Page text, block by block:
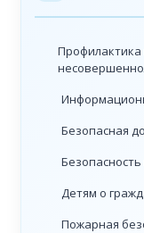
Профилактика
Безопасная
Детям о
Пожарная